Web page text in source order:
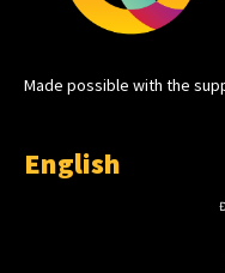
Made possible with the
English